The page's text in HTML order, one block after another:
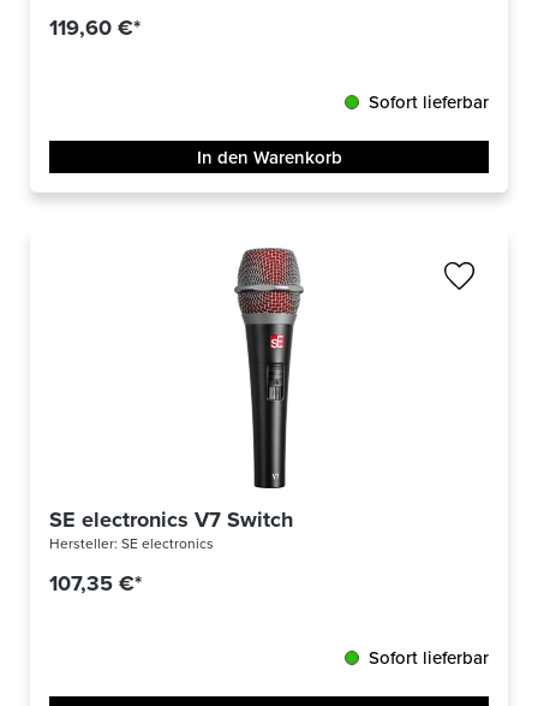
119,60 €*
Sofort lieferbar
In den Warenkorb
SE electronics V7 Switch
Hersteller: SE electronics
107,35 €*
Sofort lieferbar